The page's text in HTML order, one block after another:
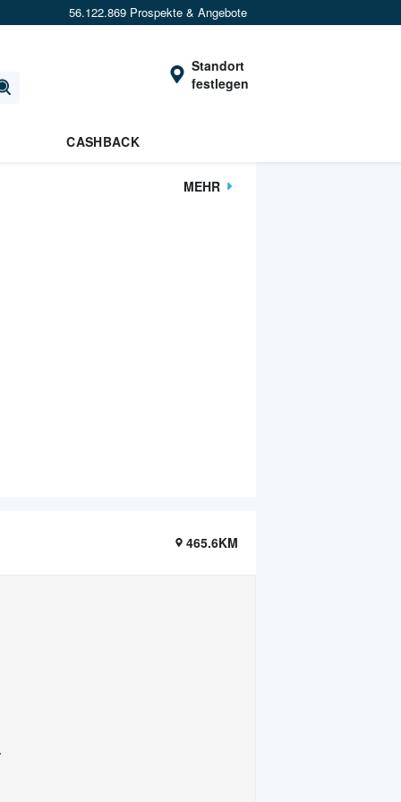
56.122.869 Prospekte & Angebote
Standort
festlegen
CASHBACK
MEHR
465.6KM